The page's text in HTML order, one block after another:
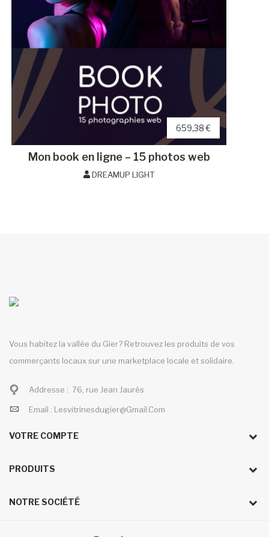
659,38 €
Mon book en ligne – 15 photos web
DREAMUP LIGHT
Vous habitez la vallée du Gier? Retrouvez les produits de vos
commerçants locaux sur une marketplace locale et solidaire.
Addresse : 76, rue Jean Jaurès
Email : Lesvitrinesdugier@gmail.com
VOTRE COMPTE
PRODUITS
NOTRE SOCIÉTÉ